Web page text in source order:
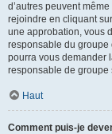
d’autres peuvent
rejoindre en cliquant
une approbation, vous
responsable du groupe
pourra vous demander
responsable de groupe
Haut
Comment puis-je